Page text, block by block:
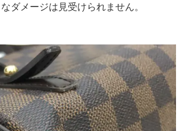
ダメージは見受けられません。